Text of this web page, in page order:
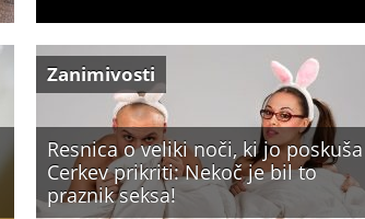
Resnica o veliki noči, ki jo poskuša
Cerkev prikriti: Nekoč je bil to
praznik seksa!
Zanimivosti